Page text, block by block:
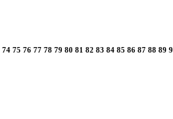
74 75 76 77 78 79 80 81 82 83 84 85 86 87 88 89